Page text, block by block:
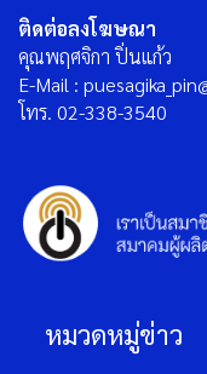
ติดต่อลงโฆษณา
คุณพฤศจิกา ปิ่นแก้ว
E-Mail :
โทร. 02-338-3540
หมวดหมู่ข่าว